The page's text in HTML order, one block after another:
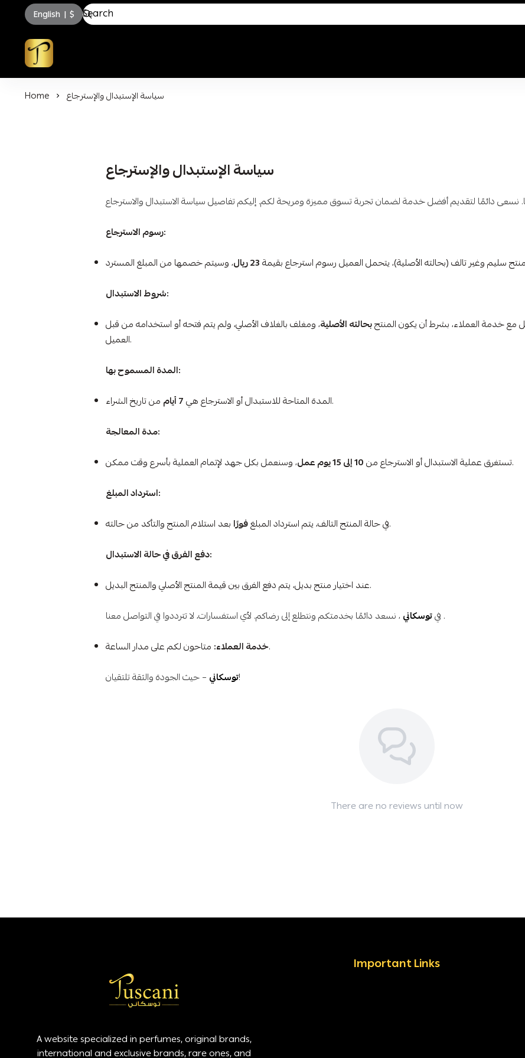
English | $
توسكاني للعطور
Home سياسة الإستبدال والإسترجاع
سياسة الإستبدال والإسترجاع
رسوم الاسترجاع:
سليم وغير تالف (بحالته الأصلية)، يتحمل العميل رسوم استرجاع بقيمة23 ريال
شروط الاستبدال:
مع خدمة العملاء، بشرط أن يكون المنتجبحالته الأصلية، ومغلف بالغلاف الأصلي، ولم يتم فتحه أو استخدامه من قبل
العميل.
المدة المسموح بها:
المدة المتاحة للاستبدال أو الاسترجاع هي7 أيام
من تاريخ الشراء.
مدة المعالجة:
تستغرق عملية الاستبدال أو الاسترجاع من10 إلى 15 يوم عمل
، وسنعمل بكل جهد لإتمام العملية بأسرع وقت ممكن.
استرداد المبلغ:
في حالة المنتج التالف، يتم استرداد المبلغفورًا
بعد استلام المنتج والتأكد من حالته.
دفع الفرق في حالة الاستبدال:
عند اختيار منتج بديل، يتم دفع الفرق بين قيمة المنتج الأصلي والمنتج البديل.
فيتوسكاني
، نسعد دائمًا بخدمتكم ونتطلع إلى رضاكم. لأي استفسارات، لا تترددوا في التواصل معنا .
خدمة العملاء:متاحون لكم على مدار الساعة.
توسكاني– حيث الجودة والثقة تلتقيان!
There are no reviews until now
A website specialized in perfumes, original brands,
international and exclusive brands, rare ones, and
Important Links